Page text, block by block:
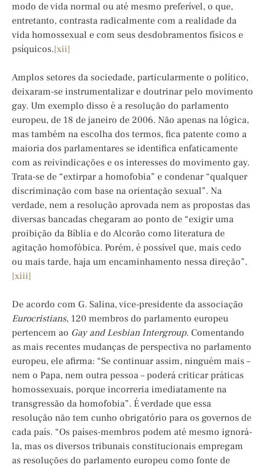
modo de vida normal ou até mesmo preferível, o que,
entretanto, contrasta radicalmente com a realidade da
vida homossexual e com seus desdobramentos físicos e
psíquicos.[xii]
Amplos setores da sociedade, particularmente o político,
deixaram-se instrumentalizar e doutrinar pelo movimento
gay. Um exemplo disso é a resolução do parlamento
europeu, de 18 de janeiro de 2006. Não apenas na lógica,
mas também na escolha dos termos, fica patente como a
maioria dos parlamentares se identifica enfaticamente
com as reivindicações e os interesses do movimento gay.
Trata-se de “extirpar a homofobia” e condenar “qualquer
discriminação com base na orientação sexual”. Na
verdade, nem a resolução aprovada nem as propostas das
diversas bancadas chegaram ao ponto de “exigir uma
proibição da Bíblia e do Alcorão como literatura de
agitação homofóbica. Porém, é possível que, mais cedo
ou mais tarde, haja um encaminhamento nessa direção”.
[xiii]
De acordo com G. Salina, vice-presidente da associação
Eurocristians, 120 membros do parlamento europeu
pertencem ao Gay and Lesbian Intergroup. Comentando
as mais recentes mudanças de perspectiva no parlamento
europeu, ele afirma: “Se continuar assim, ninguém mais –
nem o Papa, nem outra pessoa – poderá criticar práticas
homossexuais, porque incorreria imediatamente na
transgressão da homofobia”. É verdade que essa
resolução não tem cunho obrigatório para os governos de
cada país. “Os países-membros podem até mesmo ignorá-
la, mas os diversos tribunais constitucionais empregam
as resoluções do parlamento europeu como fonte de